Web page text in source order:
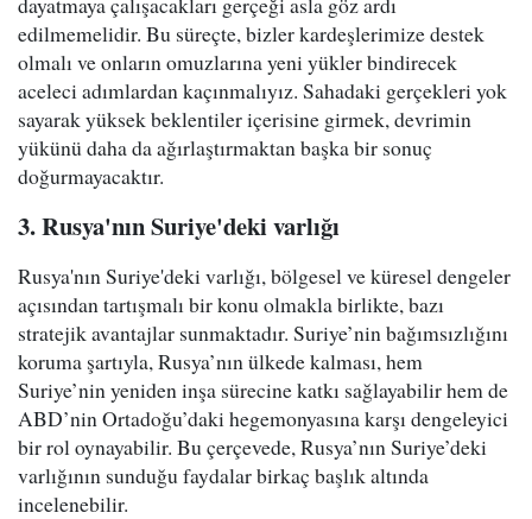
edilmemelidir. Bu süreçte, bizler kardeşlerimize destek
olmalı ve onların omuzlarına yeni yükler bindirecek
aceleci adımlardan kaçınmalıyız. Sahadaki gerçekleri yok
sayarak yüksek beklentiler içerisine girmek, devrimin
yükünü daha da ağırlaştırmaktan başka bir sonuç
doğurmayacaktır.
3. Rusya'nın Suriye'deki varlığı
Rusya'nın Suriye'deki varlığı, bölgesel ve küresel dengeler
açısından tartışmalı bir konu olmakla birlikte, bazı
stratejik avantajlar sunmaktadır. Suriye’nin bağımsızlığını
koruma şartıyla, Rusya’nın ülkede kalması, hem
Suriye’nin yeniden inşa sürecine katkı sağlayabilir hem de
ABD’nin Ortadoğu’daki hegemonyasına karşı dengeleyici
bir rol oynayabilir. Bu çerçevede, Rusya’nın Suriye’deki
varlığının sunduğu faydalar birkaç başlık altında
incelenebilir.